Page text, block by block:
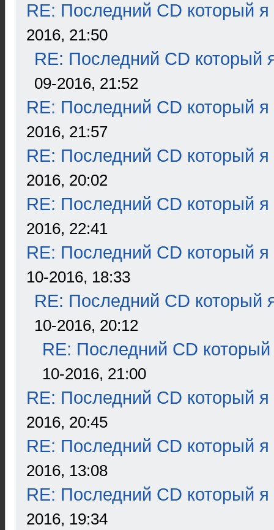
RE: Последний CD который я
2016, 21:50
RE: Последний CD который
09-2016, 21:52
RE: Последний CD который я
2016, 21:57
RE: Последний CD который я
2016, 20:02
RE: Последний CD который я
2016, 22:41
RE: Последний CD который я
10-2016, 18:33
RE: Последний CD который
10-2016, 20:12
RE: Последний CD который
10-2016, 21:00
RE: Последний CD который я
2016, 20:45
RE: Последний CD который я
2016, 13:08
RE: Последний CD который я
2016, 19:34